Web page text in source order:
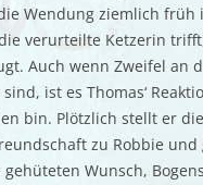
Wendung ziemlich früh
verurteilte Ketzerin
Auch wenn Zweifel an
ist es Thomas‘
bin. Plötzlich stellt er
zu Robbie
Wunsch,